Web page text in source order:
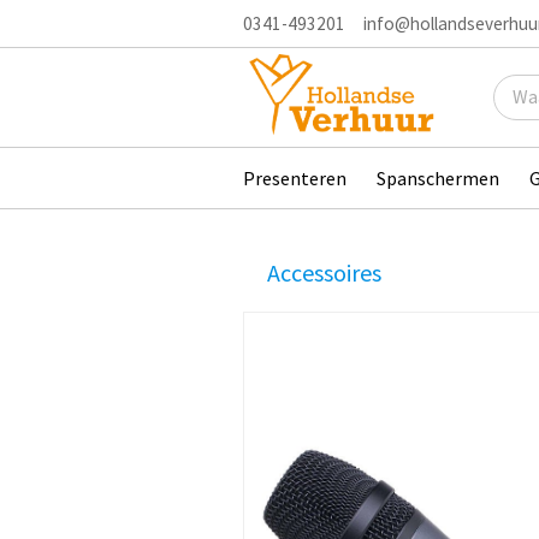
0341-493201
Presenteren Spanschermen
Accessoires